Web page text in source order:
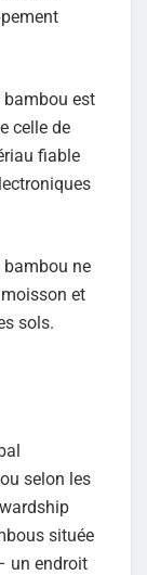
est
celle de
fiable
bambou ne
et
sols.
selon les
située
un endroit